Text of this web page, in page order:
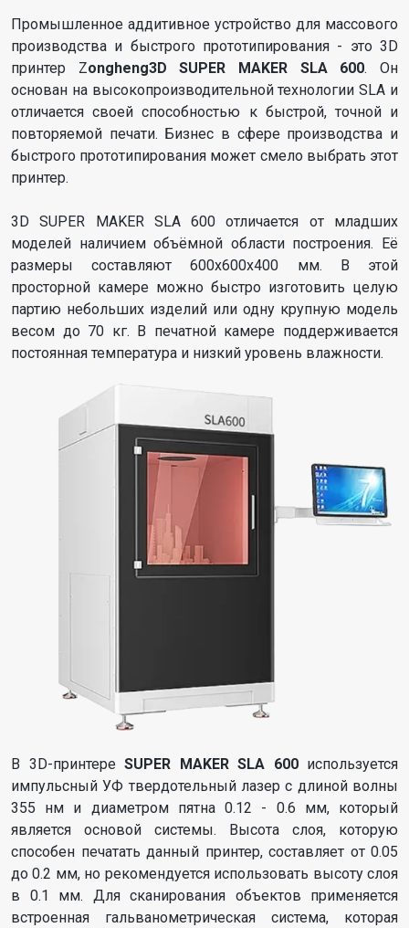
Промышленное аддитивное устройство для массового
производства и быстрого прототипирования - это 3D
принтер Zongheng3D SUPER MAKER SLA 600. Он
основан на высокопроизводительной технологии SLA и
отличается своей способностью к быстрой, точной и
повторяемой печати. Бизнес в сфере производства и
быстрого прототипирования может смело выбрать этот
принтер.
3D SUPER MAKER SLA 600 отличается от младших
моделей наличием объёмной области построения. Её
размеры составляют 600х600х400 мм. В этой
просторной камере можно быстро изготовить целую
партию небольших изделий или одну крупную модель
весом до 70 кг. В печатной камере поддерживается
постоянная температура и низкий уровень влажности.
В 3D-принтере SUPER MAKER SLA 600используется
импульсный УФ твердотельный лазер с длиной волны
355 нм и диаметром пятна 0.12 - 0.6 мм, который
является основой системы. Высота слоя, которую
способен печатать данный принтер, составляет от 0.05
до 0.2 мм, но рекомендуется использовать высоту слоя
в 0.1 мм. Для сканирования объектов применяется
встроенная гальванометрическая система, которая